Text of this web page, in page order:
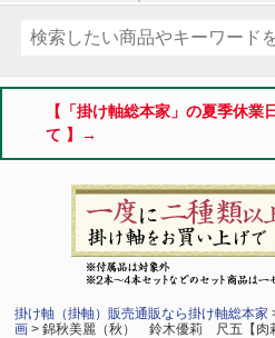
【「掛け軸総本家」の夏季休業
て 】→
掛け軸（掛軸）販売通販なら掛け軸総本家
画 > 錦秋美麗（秋） 鈴木優莉 尺五【肉